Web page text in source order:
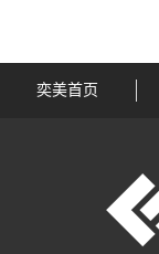
奕美首页